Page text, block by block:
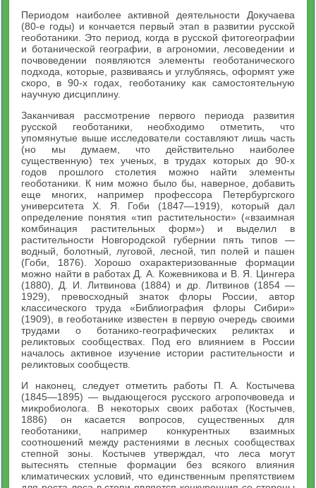
Периодом наиболее активной деятельности Докучаева
(80-е годы) и кончается первый этап в развитии русской
геоботаники. Это период, когда в русской фитогеографии
и ботанической географии, в агрономии, лесоведении и
почвоведении появляются элементы геоботанического
подхода, которые, развиваясь и углубляясь, оформят уже
скоро, в 90-х годах, геоботанику как самостоятельную
научную дисциплину.
Заканчивая рассмотрение первого периода развития
русской геоботаники, необходимо отметить, что
упомянутые выше исследователи составляют лишь часть
(но мы думаем, что действительно наиболее
существенную) тех ученых, в трудах которых до 90-х
годов прошлого столетия можно найти элементы
геоботаники. К ним можно было бы, наверное, добавить
еще многих, например профессора Петербургского
университета X. Я. Гоби (1847—1919), который дал
определение понятия «тип растительности» («взаимная
комбинация растительных форм») и выделил в
растительности Новгородской губернии пять типов —
водный, болотный, луговой, лесной, тип полей и пашен
(Гоби, 1876). Хорошо охарактеризованные формации
можно найти в работах Д. А. Кожевникова и В. Я. Цингера
(1880), Д. И. Литвинова (1884) и др. Литвинов (1854 —
1929), превосходный знаток флоры России, автор
классического труда «Библиография флоры Сибири»
(1909), в геоботанике известен в первую очередь своими
трудами о ботанико-географических реликтах и
реликтовых сообществах. Под его влиянием в России
началось активное изучение истории растительности и
реликтовых сообществ.
И наконец, следует отметить работы П. А. Костычева
(1845—1895) — выдающегося русского агропочвоведа и
микробиолога. В некоторых своих работах (Костычев,
1886) он касается вопросов, существенных для
геоботаники, например конкурентных взаимных
соотношений между растениями в лесных сообществах
степной зоны. Костычев утверждал, что леса могут
вытеснять степные формации без всякого влияния
климатических условий, что единственным препятствием